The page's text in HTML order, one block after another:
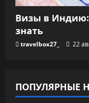
Визы в
знать
travelbox27_ 22
ПОПУЛЯРНЫЕ